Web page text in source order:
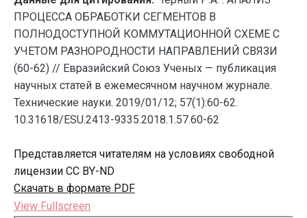
ПРОЦЕССА ОБРАБОТКИ СЕГМЕНТОВ В
ПОЛНОДОСТУПНОЙ КОММУТАЦИОННОЙ СХЕМЕ С
УЧЕТОМ РАЗНОРОДНОСТИ НАПРАВЛЕНИЙ СВЯЗИ
(60-62) // Евразийский Союз Ученых — публикация
научных статей в ежемесячном научном журнале.
Технические науки. 2019/01/12; 57(1):60-62.
10.31618/ESU.2413-9335.2018.1.57.60-62
Представляется читателям на условиях свободной
лицензии CC BY-ND
Скачать в формате PDF
View Fullscreen